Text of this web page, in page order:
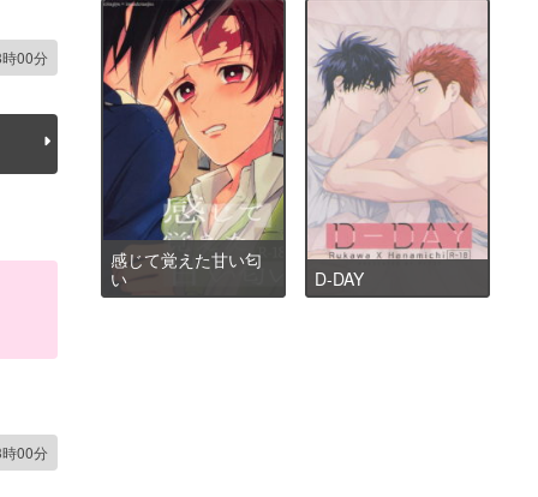
00分
00分
感じて覚えた甘い匂
い
D-DAY